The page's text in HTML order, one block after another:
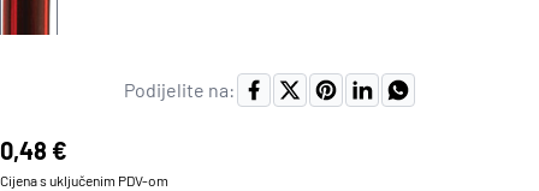
Podijelite na:
Cijena:
0,48 €
Cijena s uključenim PDV-om